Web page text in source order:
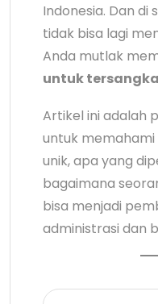
Indonesia. Dan di
tidak bisa lagi
Anda mutlak
untuk
Artikel ini adalah
untuk memahami
unik, apa yang
bagaimana
bisa menjadi
administrasi dan